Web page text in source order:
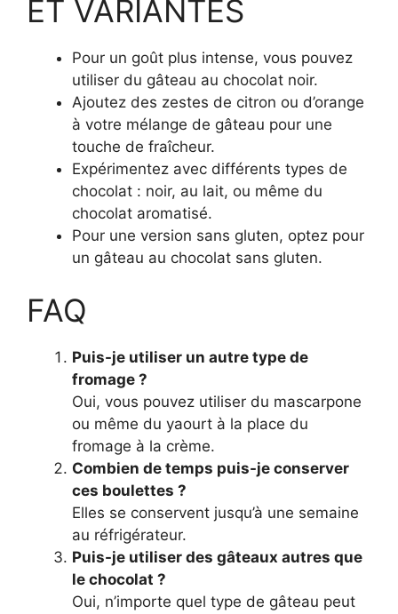
ET VARIANTES
Pour un goût plus intense, vous pouvez
utiliser du gâteau au chocolat noir.
Ajoutez des zestes de citron ou d’orange
à votre mélange de gâteau pour une
touche de fraîcheur.
Expérimentez avec différents types de
chocolat : noir, au lait, ou même du
chocolat aromatisé.
Pour une version sans gluten, optez pour
un gâteau au chocolat sans gluten.
FAQ
Puis-je utiliser un autre type de
fromage ?
Oui, vous pouvez utiliser du mascarpone
ou même du yaourt à la place du
fromage à la crème.
Combien de temps puis-je conserver
ces boulettes ?
Elles se conservent jusqu’à une semaine
au réfrigérateur.
Puis-je utiliser des gâteaux autres que
le chocolat ?
Oui, n’importe quel type de gâteau peut